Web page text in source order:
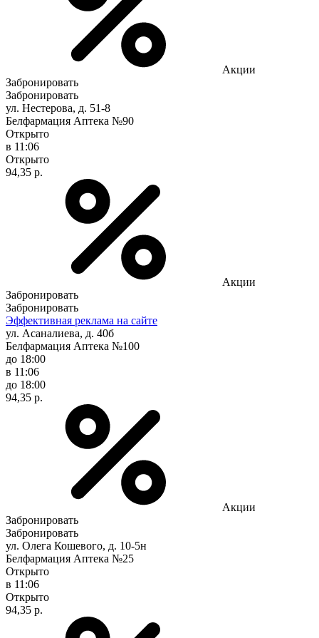
Акции
Забронировать
Забронировать
ул. Нестерова, д. 51-8
Белфармация Аптека №90
Открыто
в 11:06
Открыто
94,35 р.
Акции
Забронировать
Забронировать
Эффективная реклама на сайте
ул. Асаналиева, д. 40б
Белфармация Аптека №100
до 18:00
в 11:06
до 18:00
94,35 р.
Акции
Забронировать
Забронировать
ул. Олега Кошевого, д. 10-5н
Белфармация Аптека №25
Открыто
в 11:06
Открыто
94,35 р.